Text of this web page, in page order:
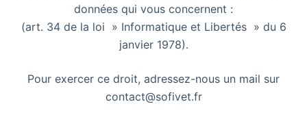
données qui vous concernent :
(art. 34 de la loi » Informatique et Libertés » du 6
janvier 1978).
Pour exercer ce droit, adressez-nous un mail sur
contact@sofivet.fr